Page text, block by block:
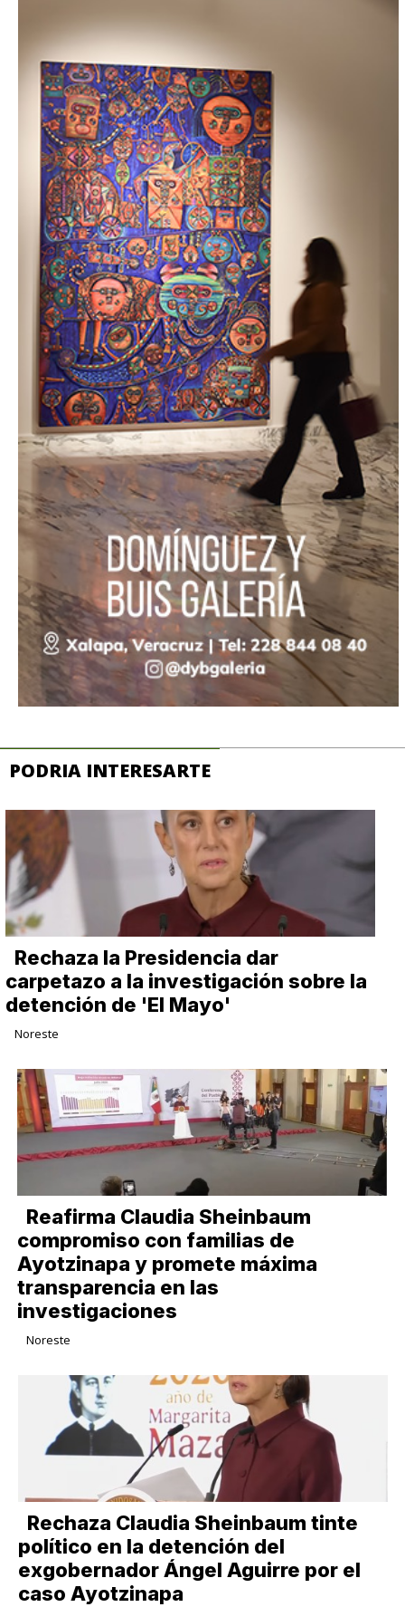
PODRIA INTERESARTE
Rechaza la Presidencia dar
carpetazo a la investigación sobre la
detención de 'El Mayo'
Noreste
Reafirma Claudia Sheinbaum
compromiso con familias de
Ayotzinapa y promete máxima
transparencia en las
investigaciones
Noreste
Rechaza Claudia Sheinbaum tinte
político en la detención del
exgobernador Ángel Aguirre por el
caso Ayotzinapa